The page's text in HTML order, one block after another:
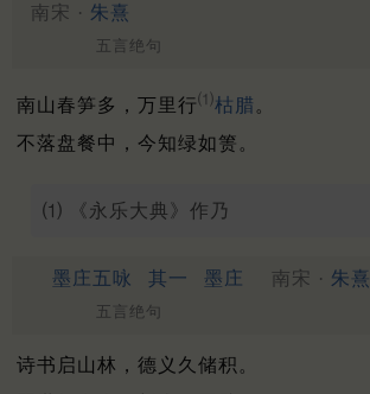
南宋 · 朱熹
五言绝句
南山春笋多，万里行⑴枯腊 。
不落盘餐中，今知绿如箦。
⑴ 《永乐大典》作乃
墨庄五咏 其一 墨庄 南宋 · 朱熹
五言绝句
诗书启山林，德义久储积。